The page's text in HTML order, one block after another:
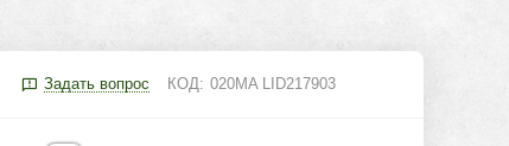
Задать вопрос КОД: 020MA LID217903